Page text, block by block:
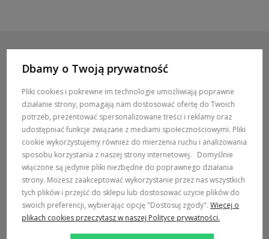
MARKI
POPULARNE KATEGORIE
DOSTAWA:
Dbamy o Twoją prywatność
Pliki cookies i pokrewne im technologie umożliwiają poprawne
działanie strony, pomagają nam dostosować ofertę do Twoich
potrzeb, prezentować spersonalizowane treści i reklamy oraz
udostępniać funkcje związane z mediami społecznościowymi. Pliki
cookie wykorzystujemy również do mierzenia ruchu i analizowania
sposobu korzystania z naszej strony internetowej. Domyślnie
włączone są jedynie pliki niezbędne do poprawnego działania
strony. Możesz zaakceptować wykorzystanie przez nas wszystkich
tych plików i przejść do sklepu lub dostosować użycie plików do
swoich preferencji, wybierając opcję "Dostosuj zgody".Więcej o
plikach cookies przeczytasz w naszej Polityce prywatności.